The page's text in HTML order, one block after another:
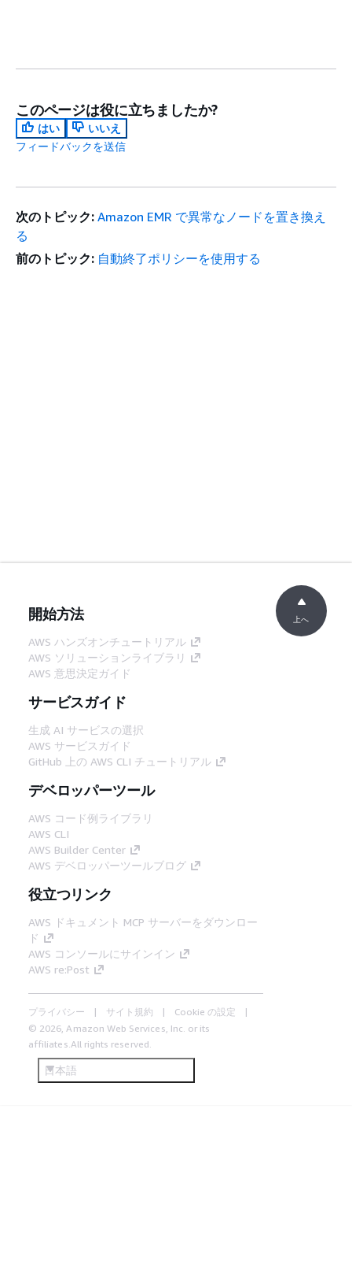
このページは役に立ちましたか?
はい
いいえ
フィードバックを送信
次のトピック: Amazon EMR で異常なノードを置き換え
る
前のトピック: 自動終了ポリシーを使用する
開始方法
AWS ハンズオンチュートリアル
AWS ソリューションライブラリ
AWS 意思決定ガイド
サービスガイド
生成 AI サービスの選択
AWS サービスガイド
GitHub 上の AWS CLI チュートリアル
デベロッパーツール
AWS コード例ライブラリ
AWS CLI
AWS Builder Center
AWS デベロッパーツールブログ
役立つリンク
AWS ドキュメント MCP サーバーをダウンロー
ド
AWS コンソールにサインイン
AWS re:Post
プライバシー サイト規約
Cookie の設定
© 2026, Amazon Web Services, Inc. or its
affiliates.All rights reserved.
日本語
上へ